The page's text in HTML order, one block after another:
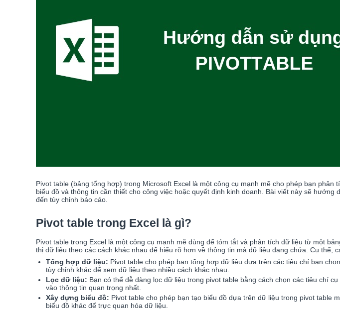
Pivot table (bảng tổng hợp) trong Microsoft Excel là một công cụ mạnh mẽ cho phép bạn
biểu đồ và thông tin cần thiết cho công việc hoặc quyết định kinh doanh. Bài viết này sẽ hướng
đến tùy chỉnh báo cáo.
Pivot table trong Excel là gì?
Pivot table trong Excel là một công cụ mạnh mẽ dùng để tóm tắt và phân tích dữ liệu từ một
thị dữ liệu theo các cách khác nhau để hiểu rõ hơn về thông tin mà dữ liệu đang chứa. Cụ thể,
Tổng hợp dữ liệu: Pivot table cho phép bạn tổng hợp dữ liệu dựa trên các tiêu chí bạn
tùy chỉnh khác để xem dữ liệu theo nhiều cách khác nhau.
Lọc dữ liệu: Bạn có thể dễ dàng lọc dữ liệu trong pivot table bằng cách chọn các tiêu chí
vào thông tin quan trọng nhất.
Xây dựng biểu đồ: Pivot table cho phép bạn tạo biểu đồ dựa trên dữ liệu trong pivot table
biểu đồ khác để trực quan hóa dữ liệu.